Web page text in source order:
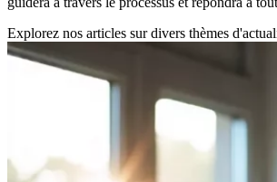
Explorez nos articles sur divers thèmes